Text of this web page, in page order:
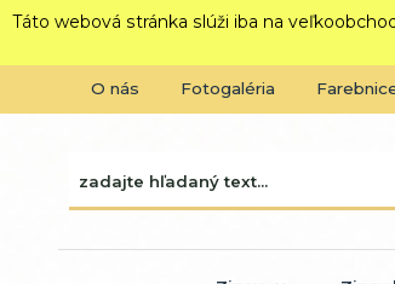
Táto webová stránka slúži iba na
O nás Fotogaléria